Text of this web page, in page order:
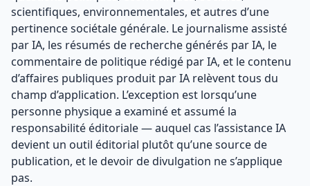
scientifiques, environnementales, et autres d’une
pertinence sociétale générale. Le journalisme assisté
par IA, les résumés de recherche générés par IA, le
commentaire de politique rédigé par IA, et le contenu
d’affaires publiques produit par IA relèvent tous du
champ d’application. L’exception est lorsqu’une
personne physique a examiné et assumé la
responsabilité éditoriale — auquel cas l’assistance IA
devient un outil éditorial plutôt qu’une source de
publication, et le devoir de divulgation ne s’applique
pas.